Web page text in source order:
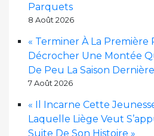
Parquets
8 Août 2026
« Terminer À La Première
Décrocher Une Montée
De Peu La Saison
7 Août 2026
« Il Incarne Cette
Laquelle Liège Veut
Suite De Son Histoire »